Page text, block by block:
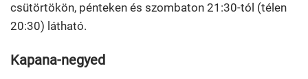
csütörtökön, pénteken és szombaton 21:30-tól (télen
20:30) látható.
Kapana-negyed